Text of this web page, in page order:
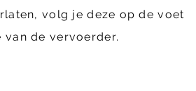
volg je deze op de voet
van de vervoerder.